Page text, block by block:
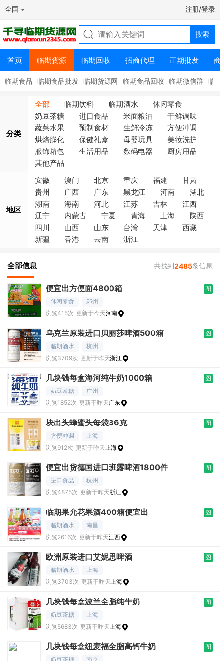
全国 注册/登录
首页 临期货源 临期回收 招商代理 正期批发
临期食品 临期食品批发 临期货源网 临期食品回收 临期微信群 临
分类
全部 临期饮料 临期酒水
休闲零食
奶豆茶糖
进口食品 米面粮油
干鲜调味
蔬菜水果
预制食材 生鲜冷冻
方便冲调
烘焙膨化
保健礼盒 母婴玩具
美妆洗护
服饰箱包
生活用品 数码电器
厨房用品
其他产品
地区
安徽 澳门 北京 重庆 福建
甘肃
贵州
广西 广东 黑龙江 河南
湖北
湖南
海南 河北 江苏 吉林
江西
辽宁
内蒙古 宁夏 青海 上海
陕西
四川
山西 山东 台湾 天津
西藏
新疆
香港 云南 浙江
全部信息 共找到2485条信息
便宜出方便面4800箱
图
休闲零食
郑州
浏览415次 更新于今天河南
乌克兰原装进口贝丽莎啤酒500箱
图
临期酒水
杭州
浏览3709次 更新于昨天浙江
几块钱每盒海河纯牛奶1000箱
图
奶豆茶糖
广州
浏览1852次 更新于昨天广东
块出头蜂蜜头每袋36克
图
方便冲调
上海
浏览912次 更新于昨天上海
便宜出货德国进口班露啤酒1800件
图
进口食品
杭州
浏览4875次 更新于昨天浙江
临期果允花果酒400箱便宜出
图
临期酒水
南昌
浏览2616次 更新于昨天江西
欧洲原装进口艾妮思啤酒
图
临期酒水
上海
浏览3703次 更新于昨天上海
几块钱每盒波兰全脂纯牛奶
图
奶豆茶糖
上海
浏览5683次 更新于昨天上海
几块钱每盒纽麦福全脂高钙牛奶
图
奶豆茶糖
南京